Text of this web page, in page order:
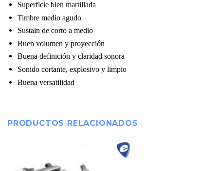
Superficie bien martillada
Timbre medio agudo
Sustain de corto a medio
Buen volumen y proyección
Buena definición y claridad sonora
Sonido cortante, explosivo y limpio
Buena versatilidad
PRODUCTOS RELACIONADOS